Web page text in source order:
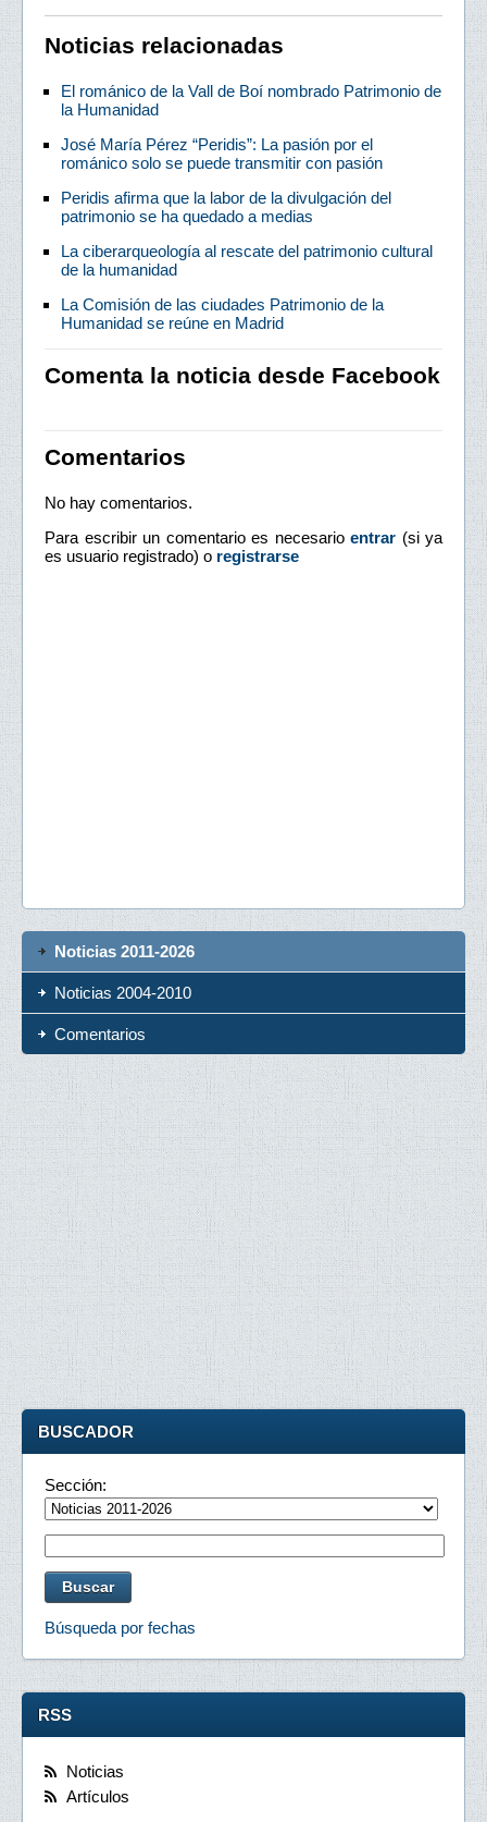
Noticias relacionadas
El románico de la Vall de Boí nombrado Patrimonio de
la Humanidad
José María Pérez “Peridis”: La pasión por el
románico solo se puede transmitir con pasión
Peridis afirma que la labor de la divulgación del
patrimonio se ha quedado a medias
La ciberarqueología al rescate del patrimonio cultural
de la humanidad
La Comisión de las ciudades Patrimonio de la
Humanidad se reúne en Madrid
Comenta la noticia desde Facebook
Comentarios
No hay comentarios.
Para escribir un comentario es necesario entrar (si ya
es usuario registrado) o registrarse
Noticias 2011-2026
Noticias 2004-2010
Comentarios
BUSCADOR
Sección:
Búsqueda por fechas
RSS
Noticias
Artículos